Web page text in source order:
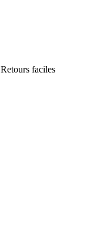
Retours faciles